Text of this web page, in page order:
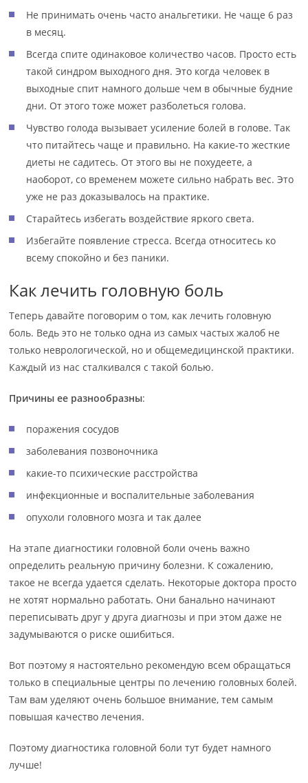
Не принимать очень часто анальгетики. Не чаще 6 раз
в месяц.
Всегда спите одинаковое количество часов. Просто есть
такой синдром выходного дня. Это когда человек в
выходные спит намного дольше чем в обычные будние
дни. От этого тоже может разболеться голова.
Чувство голода вызывает усиление болей в голове. Так
что питайтесь чаще и правильно. На какие-то жесткие
диеты не садитесь. От этого вы не похудеете, а
наоборот, со временем можете сильно набрать вес. Это
уже не раз доказывалось на практике.
Старайтесь избегать воздействие яркого света.
Избегайте появление стресса. Всегда относитесь ко
всему спокойно и без паники.
Как лечить головную боль
Теперь давайте поговорим о том, как лечить головную
боль. Ведь это не только одна из самых частых жалоб не
только неврологической, но и общемедицинской практики.
Каждый из нас сталкивался с такой болью.
Причины ее разнообразны:
поражения сосудов
заболевания позвоночника
какие-то психические расстройства
инфекционные и воспалительные заболевания
опухоли головного мозга и так далее
На этапе диагностики головной боли очень важно
определить реальную причину болезни. К сожалению,
такое не всегда удается сделать. Некоторые доктора просто
не хотят нормально работать. Они банально начинают
переписывать друг у друга диагнозы и при этом даже не
задумываются о риске ошибиться.
Вот поэтому я настоятельно рекомендую всем обращаться
только в специальные центры по лечению головных болей.
Там вам уделяют очень большое внимание, тем самым
повышая качество лечения.
Поэтому диагностика головной боли тут будет намного
лучше!